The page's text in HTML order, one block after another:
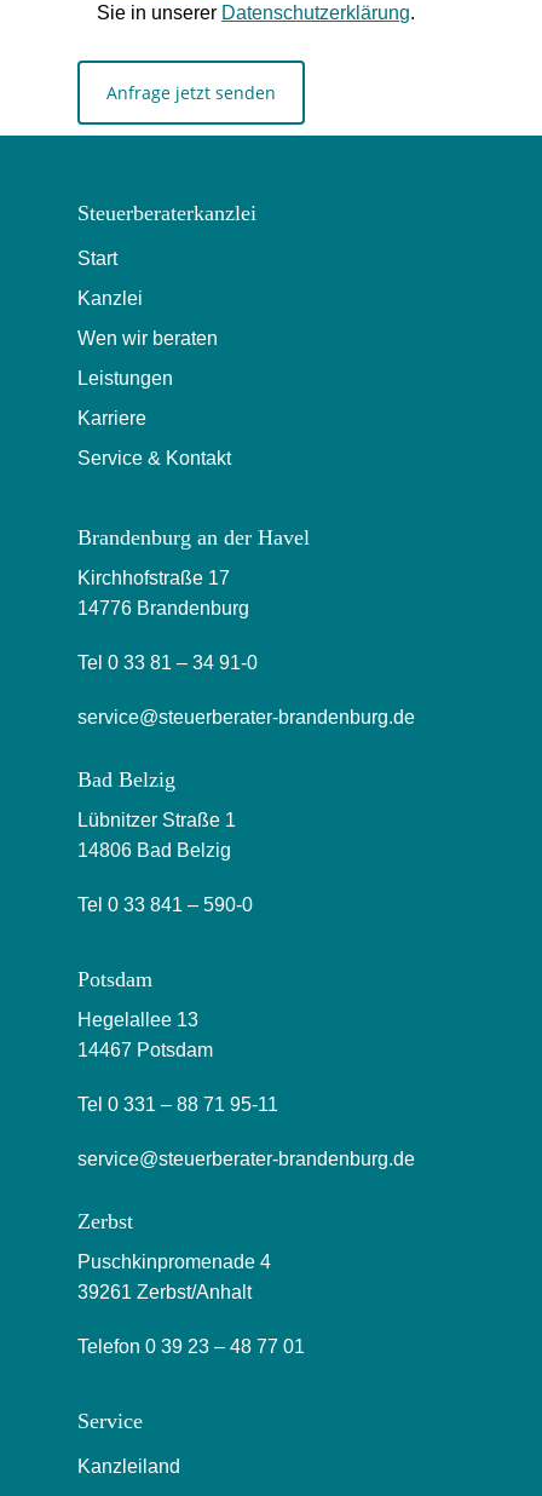
Sie in unserer Datenschutzerklärung.
Steuerberaterkanzlei
Start
Kanzlei
Wen wir beraten
Leistungen
Karriere
Service & Kontakt
Brandenburg an der Havel
Kirchhofstraße 17
14776 Brandenburg
Tel 0 33 81 – 34 91-0
service@steuerberater-brandenburg.de
Bad Belzig
Lübnitzer Straße 1
14806 Bad Belzig
Tel 0 33 841 – 590-0
Potsdam
Hegelallee 13
14467 Potsdam
Tel 0 331 – 88 71 95-11
service@steuerberater-brandenburg.de
Zerbst
Puschkinpromenade 4
39261 Zerbst/Anhalt
Telefon 0 39 23 – 48 77 01
Service
Kanzleiland